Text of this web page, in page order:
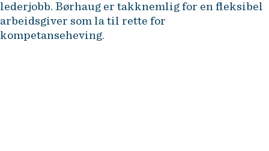
lederjobb. Børhaug er takknemlig for en fleksibel
arbeidsgiver som la til rette for
kompetanseheving.